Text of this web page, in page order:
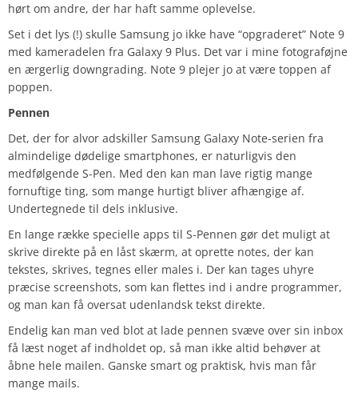
hørt om andre, der har haft samme oplevelse.
Set i det lys (!) skulle Samsung jo ikke have “opgraderet” Note 9
med kameradelen fra Galaxy 9 Plus. Det var i mine fotograføjne
en ærgerlig downgrading. Note 9 plejer jo at være toppen af
poppen.
Pennen
Det, der for alvor adskiller Samsung Galaxy Note-serien fra
almindelige dødelige smartphones, er naturligvis den
medfølgende S-Pen. Med den kan man lave rigtig mange
fornuftige ting, som mange hurtigt bliver afhængige af.
Undertegnede til dels inklusive.
En lange række specielle apps til S-Pennen gør det muligt at
skrive direkte på en låst skærm, at oprette notes, der kan
tekstes, skrives, tegnes eller males i. Der kan tages uhyre
præcise screenshots, som kan flettes ind i andre programmer,
og man kan få oversat udenlandsk tekst direkte.
Endelig kan man ved blot at lade pennen svæve over sin inbox
få læst noget af indholdet op, så man ikke altid behøver at
åbne hele mailen. Ganske smart og praktisk, hvis man får
mange mails.